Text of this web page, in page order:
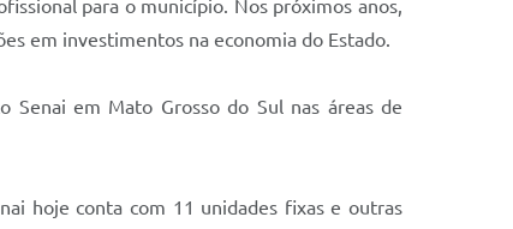
para o município. Nos próximos anos,
em investimentos na economia do Estado.
Senai em Mato Grosso do Sul nas áreas de
hoje conta com 11 unidades fixas e outras